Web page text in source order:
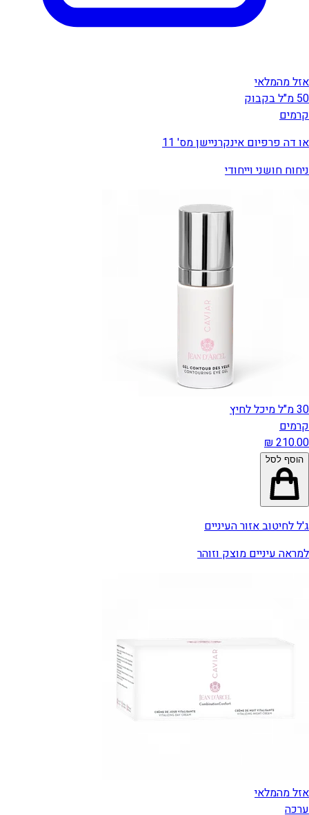
אזל מהמלאי
50 מ"ל בקבוק
קרמים
או דה פרפיום אינקרניישן מס' 11
ניחוח חושני וייחודי
30 מ"ל מיכל לחיץ
קרמים
הוסף לסל
ג'ל לחיטוב אזור העיניים
למראה עיניים מוצק וזוהר
אזל מהמלאי
ערכה